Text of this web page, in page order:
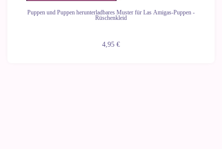
Puppen und Puppen herunterladbares Muster für Las Amigas-Puppen -
Rüschenkleid
4,95 €